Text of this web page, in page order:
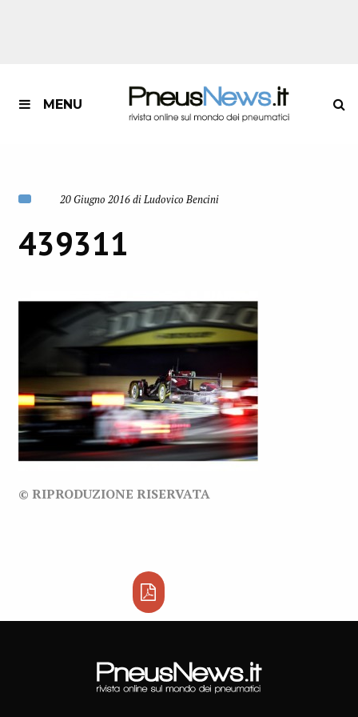
MENU
20 Giugno 2016 di Ludovico Bencini
439311
© RIPRODUZIONE RISERVATA